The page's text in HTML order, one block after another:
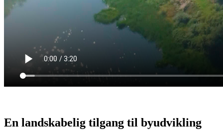
En landskabelig tilgang til byudvikling